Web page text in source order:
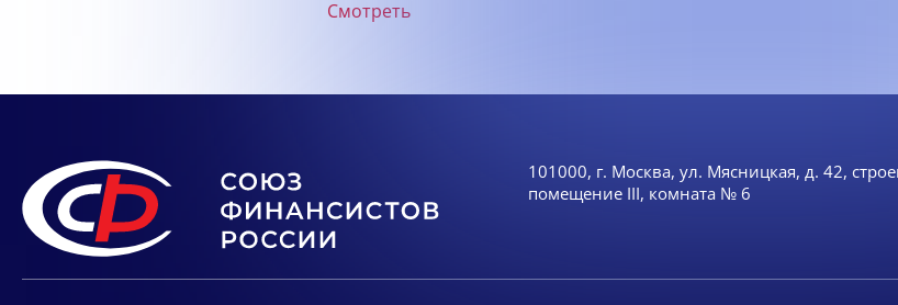
Смотреть
101000, г. Москва, ул. Мясницкая, д. 42,
помещение III, комната № 6